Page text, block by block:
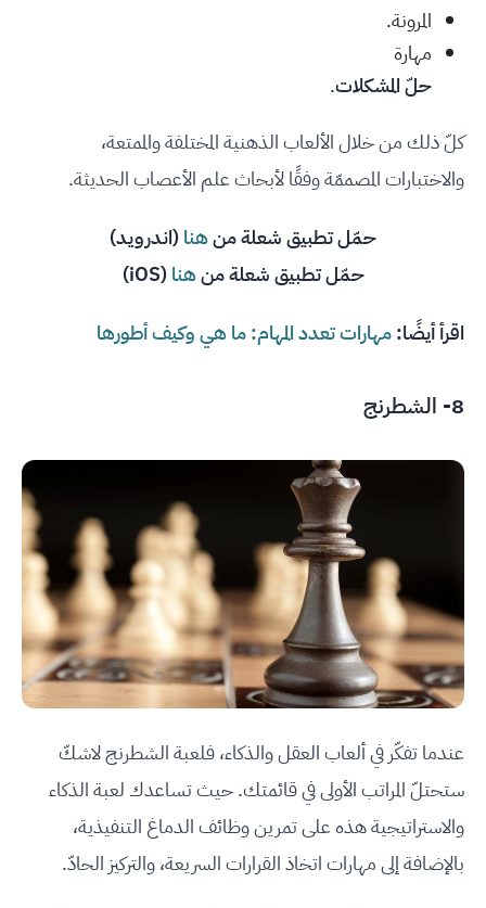
المرونة.
مهارة
حلّ المشكلات.
كلّ ذلك من خلال الألعاب الذهنية المختلفة والممتعة،
والاختبارات المصممّة وفقًا لأبحاث علم الأعصاب الحديثة.
حمّل تطبيق شعلة منهنا(اندرويد)
حمّل تطبيق شعلةمنهنا(iOS)
اقرأ أيضًا:مهارات تعدد المهام: ما هي وكيف أطورها
8- الشطرنج
عندما تفكّر في ألعاب العقل والذكاء، فلعبة الشطرنج لاشكّ
ستحتلّ المراتب الأولى في قائمتك. حيث تساعدك لعبة الذكاء
والاستراتيجية هذه على تمرين وظائف الدماغ التنفيذية،
بالإضافة إلى مهارات اتخاذ القرارات السريعة، والتركيز الحادّ.